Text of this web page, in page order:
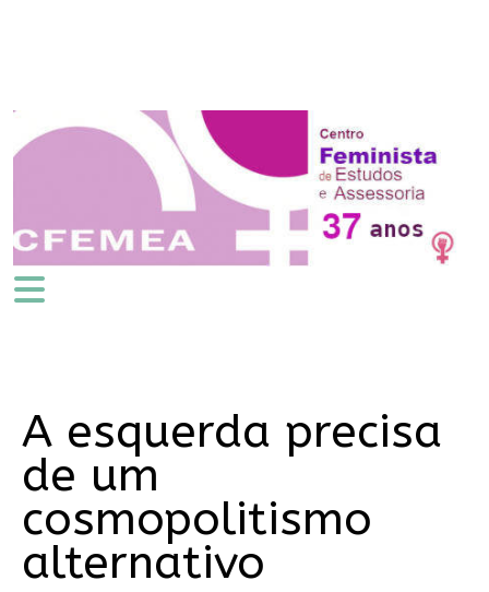
A esquerda precisa
de um
cosmopolitismo
alternativo